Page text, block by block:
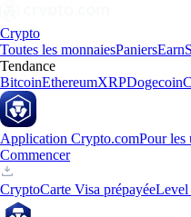
Crypto
Toutes les monnaiesPaniersEarn
Tendance
BitcoinEthereumXRPDogecoin
Application Crypto.comPour les
Commencer
CryptoCarte Visa prépayée